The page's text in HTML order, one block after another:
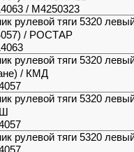
/ M4250323
рулевой тяги 5320
/ РОСТАР
рулевой тяги 5320
/ КМД
рулевой тяги 5320
рулевой тяги 5320